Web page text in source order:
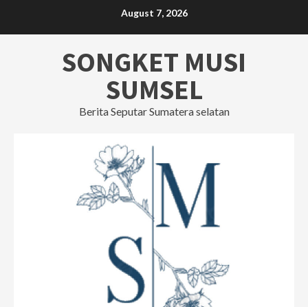
August 7, 2026
SONGKET MUSI
SUMSEL
Berita Seputar Sumatera selatan